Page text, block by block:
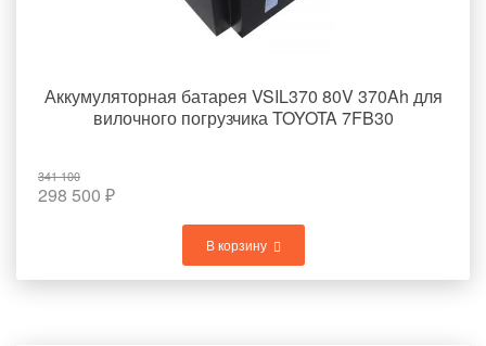
Аккумуляторная батарея VSIL370 80V 370Ah для
вилочного погрузчика TOYOTA 7FB30
341 100
298 500 ₽
В корзину